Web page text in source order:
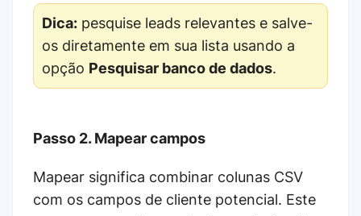
Dica: pesquise leads relevantes e salve-
os diretamente em sua lista usando a
opção Pesquisar banco de dados.
Passo 2. Mapear campos
Mapear significa combinar colunas CSV
com os campos de cliente potencial. Este